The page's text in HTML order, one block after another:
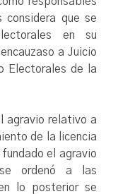
que se
en su
a Juicio
Electorales de la
agravio relativo a
de la licencia
el agravio
ordenó a las
lo posterior se